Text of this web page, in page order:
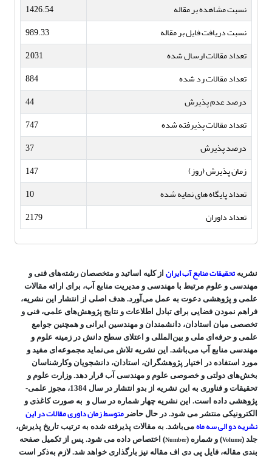
نسبت مشاهده بر مقاله
1426.54
نسبت دریافت فایل بر مقاله
989.33
تعداد مقالات ارسال شده
2,031
تعداد مقالات رد شده
884
درصد عدم پذیرش
44
تعداد مقالات پذیرفته شده
747
درصد پذیرش
37
زمان پذیرش (روز)
147
تعداد پایگاه های نمایه شده
10
تعداد داوران
2179
نشریه تحقیقات منابع آب ایران از کلیه اساتید و متخصصان رشته‌های فنی و
مهندسی و علوم مرتبط با مهندسی و مدیریت منابع آب، برای ارائه مقالات
علمی و پژوهشی دعوت به عمل می‌آورد. هدف اصلی از انتشار این نشریه،
فراهم نمودن فضایی برای تبادل اطلاعات و نتایج پژوهش‌های علمی، فنی و
تخصصی میان استادان، دانشمندان و مهندسین ایرانی و همچنین جوامع
علمی و حرفه‌ای ملی و بین‌المللی و اعتلای سطح دانش در زمینه علوم و
مهندسی منابع آب می‌باشد. این نشریه تلاش می‌نماید مجموعه‌ای مفید و
مورد استفاده در اختیار پژوهشگران، استادان، دانشجویان وکارشناسان
بخش‌های دولتی و خصوصی علوم و مهندسی آب قرار دهد. وزارت علوم و
تحقیقات و فناوری به این نشریه از بدو انتشار در سال 1384، مجوز علمی-
پژوهشی داده است. این نشریه چهار شماره در سال و به صورت کاغذی و
الکترونیکی منتشر می شود. در حال حاضر متوسط زمان داوری مقالات در این
نشریه دو الی سه ماه می‌باشد. به مقالات پذیرفته شده به ترتیب تاریخ پذیرش،
جلد (Volume) و شماره (Number) اختصاص داده می شود. پس از تکمیل صفحه
بندی مقاله، فایل پی دی اف مقاله نیز بارگذاری خواهد شد. لازم به‌ذکر است